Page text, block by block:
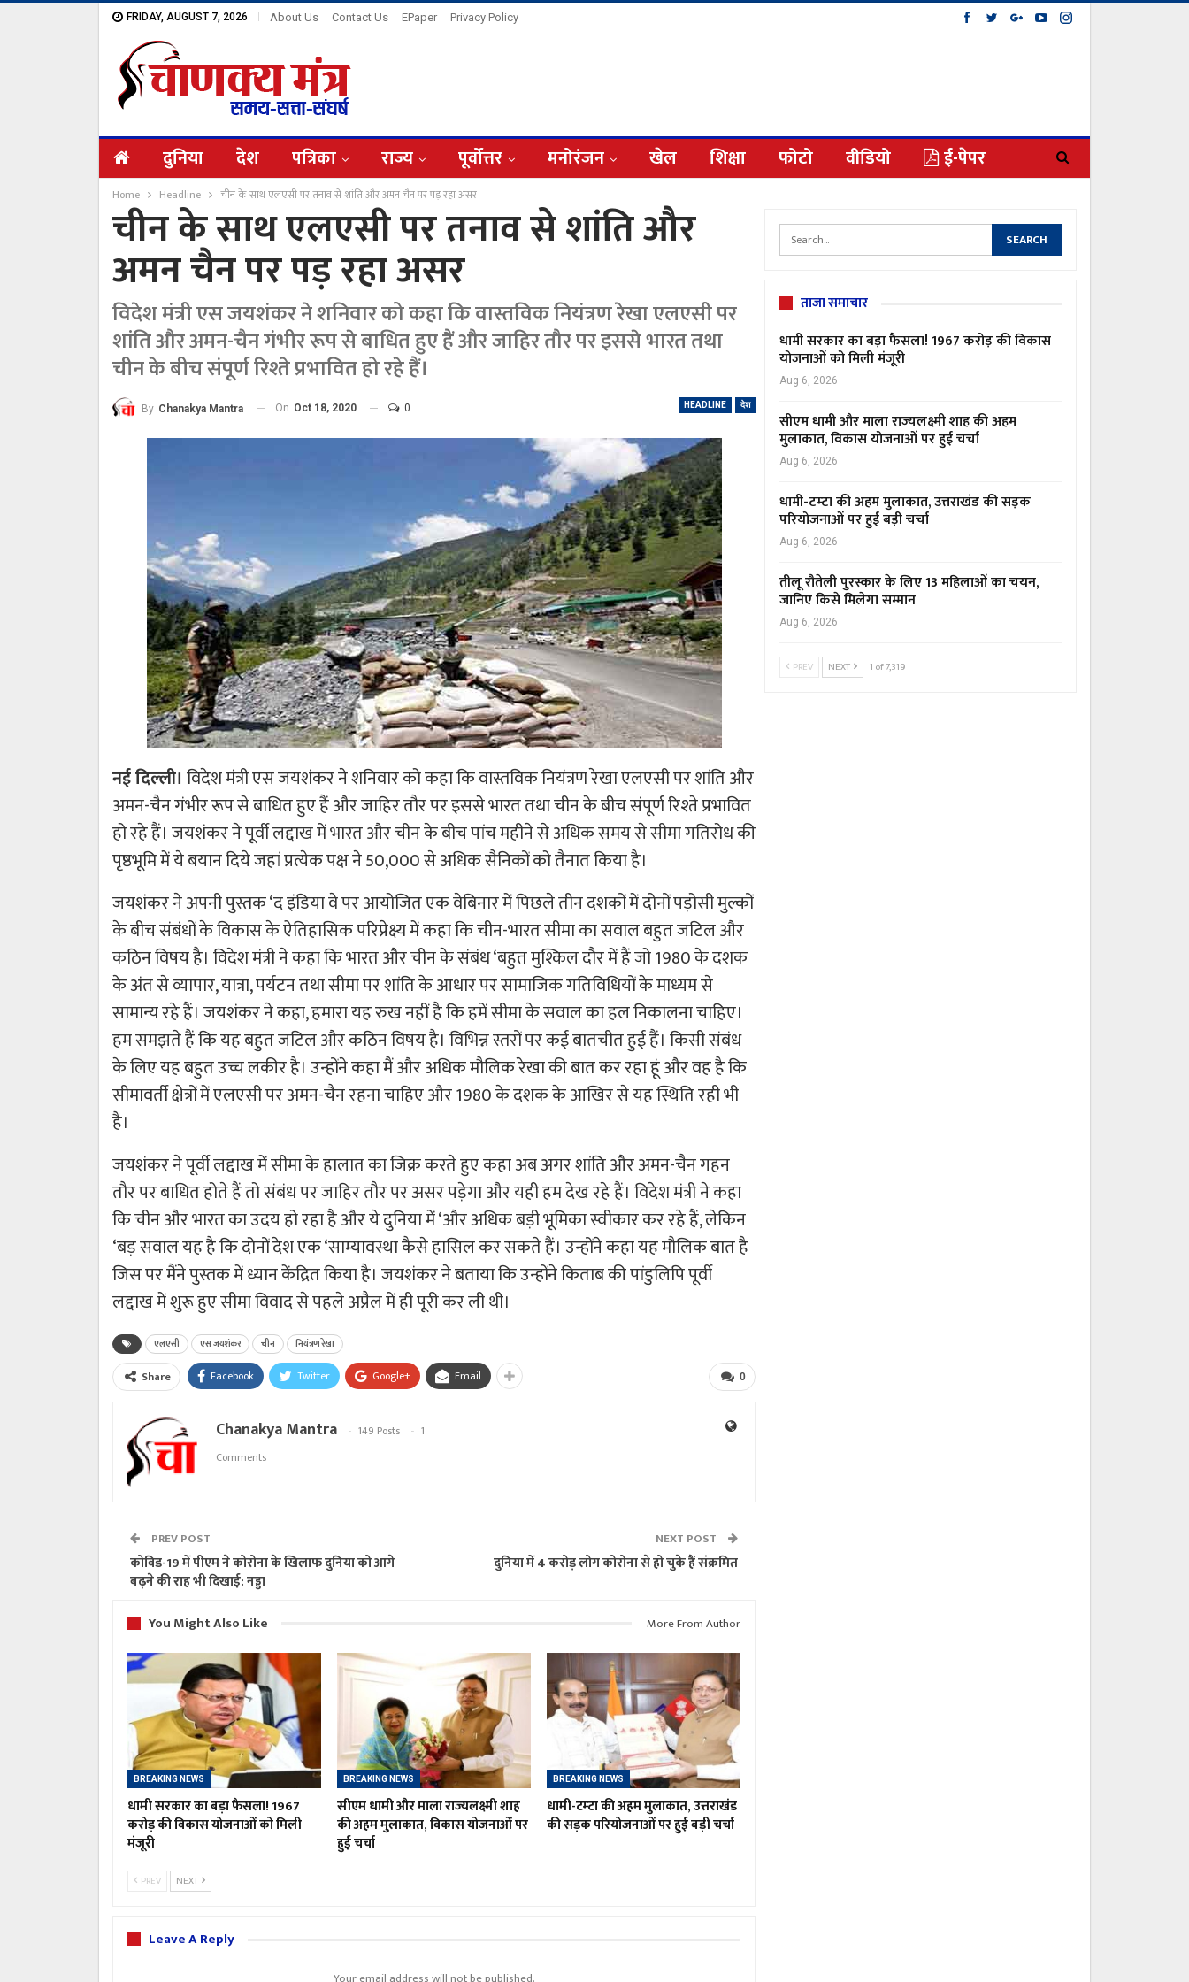
FRIDAY, AUGUST 7, 2026 About Us Contact Us EPaper Privacy Policy
दुनिया देश पत्रिका राज्य पूर्वोत्तर मनोरंजन खेल शिक्षा फोटो वीडियो ई-पेपर
Home Headline चीन के साथ एलएसी पर तनाव से शांति और अमन चैन पर पड़ रहा असर
चीन के साथ एलएसी पर तनाव से शांति और
अमन चैन पर पड़ रहा असर
विदेश मंत्री एस जयशंकर ने शनिवार को कहा कि वास्तविक नियंत्रण रेखा एलएसी पर
शांति और अमन-चैन गंभीर रूप से बाधित हुए हैं और जाहिर तौर पर इससे भारत तथा
चीन के बीच संपूर्ण रिश्ते प्रभावित हो रहे हैं।
HEADLINE देश
By Chanakya Mantra On Oct 18, 2020 0
नई दिल्ली। विदेश मंत्री एस जयशंकर ने शनिवार को कहा कि वास्तविक नियंत्रण रेखा एलएसी पर शांति और
अमन-चैन गंभीर रूप से बाधित हुए हैं और जाहिर तौर पर इससे भारत तथा चीन के बीच संपूर्ण रिश्ते प्रभावित
हो रहे हैं। जयशंकर ने पूर्वी लद्दाख में भारत और चीन के बीच पांच महीने से अधिक समय से सीमा गतिरोध की
पृष्ठभूमि में ये बयान दिये जहां प्रत्येक पक्ष ने 50,000 से अधिक सैनिकों को तैनात किया है।
जयशंकर ने अपनी पुस्तक ‘द इंडिया वे पर आयोजित एक वेबिनार में पिछले तीन दशकों में दोनों पड़ोसी मुल्कों
के बीच संबंधों के विकास के ऐतिहासिक परिप्रेक्ष्य में कहा कि चीन-भारत सीमा का सवाल बहुत जटिल और
कठिन विषय है। विदेश मंत्री ने कहा कि भारत और चीन के संबंध ‘बहुत मुश्किल दौर में हैं जो 1980 के दशक
के अंत से व्यापार, यात्रा, पर्यटन तथा सीमा पर शांति के आधार पर सामाजिक गतिविधियों के माध्यम से
सामान्य रहे हैं। जयशंकर ने कहा, हमारा यह रुख नहीं है कि हमें सीमा के सवाल का हल निकालना चाहिए।
हम समझते हैं कि यह बहुत जटिल और कठिन विषय है। विभिन्न स्तरों पर कई बातचीत हुई हैं। किसी संबंध
के लिए यह बहुत उच्च लकीर है। उन्होंने कहा मैं और अधिक मौलिक रेखा की बात कर रहा हूं और वह है कि
सीमावर्ती क्षेत्रों में एलएसी पर अमन-चैन रहना चाहिए और 1980 के दशक के आखिर से यह स्थिति रही भी
है।
जयशंकर ने पूर्वी लद्दाख में सीमा के हालात का जिक्र करते हुए कहा अब अगर शांति और अमन-चैन गहन
तौर पर बाधित होते हैं तो संबंध पर जाहिर तौर पर असर पड़ेगा और यही हम देख रहे हैं। विदेश मंत्री ने कहा
कि चीन और भारत का उदय हो रहा है और ये दुनिया में ‘और अधिक बड़ी भूमिका स्वीकार कर रहे हैं, लेकिन
‘बड़ सवाल यह है कि दोनों देश एक ‘साम्यावस्था कैसे हासिल कर सकते हैं। उन्होंने कहा यह मौलिक बात है
जिस पर मैंने पुस्तक में ध्यान केंद्रित किया है। जयशंकर ने बताया कि उन्होंने किताब की पांडुलिपि पूर्वी
लद्दाख में शुरू हुए सीमा विवाद से पहले अप्रैल में ही पूरी कर ली थी।
एलएसी एस जयशंकर चीन नियंत्रण रेखा
0
Share Facebook Twitter Google+ Email
Chanakya Mantra 149 Posts
1
Comments
PREV POST
कोविड-19 में पीएम ने कोरोना के खिलाफ दुनिया को आगे
बढ़ने की राह भी दिखाई: नड्डा
NEXT POST
दुनिया में 4 करोड़ लोग कोरोना से हो चुके हैं संक्रमित
You Might Also Like More From Author
BREAKING NEWS
धामी सरकार का बड़ा फैसला! 1967
करोड़ की विकास योजनाओं को मिली
मंजूरी
BREAKING NEWS
सीएम धामी और माला राज्यलक्ष्मी शाह
की अहम मुलाकात, विकास योजनाओं पर
हुई चर्चा
BREAKING NEWS
धामी-टम्टा की अहम मुलाकात, उत्तराखंड
की सड़क परियोजनाओं पर हुई बड़ी चर्चा
PREV NEXT
Leave A Reply
ताजा समाचार
धामी सरकार का बड़ा फैसला! 1967 करोड़ की विकास
योजनाओं को मिली मंजूरी
Aug 6, 2026
सीएम धामी और माला राज्यलक्ष्मी शाह की अहम
मुलाकात, विकास योजनाओं पर हुई चर्चा
Aug 6, 2026
धामी-टम्टा की अहम मुलाकात, उत्तराखंड की सड़क
परियोजनाओं पर हुई बड़ी चर्चा
Aug 6, 2026
तीलू रौतेली पुरस्कार के लिए 13 महिलाओं का चयन,
जानिए किसे मिलेगा सम्मान
Aug 6, 2026
PREV NEXT 1 of 7,319